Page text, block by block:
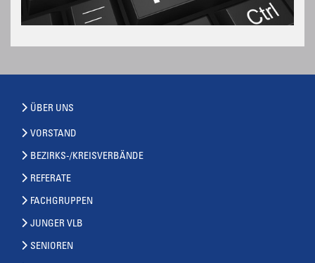
ÜBER UNS
VORSTAND
BEZIRKS-/KREISVERBÄNDE
REFERATE
FACHGRUPPEN
JUNGER VLB
SENIOREN